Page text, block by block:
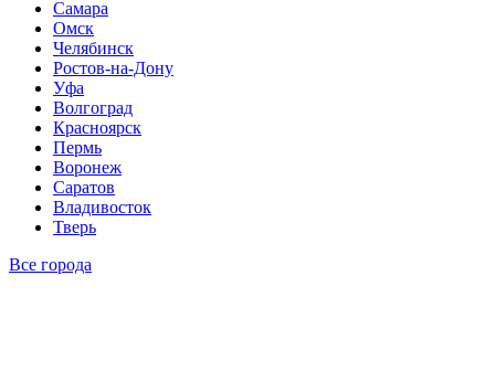
Самара
Омск
Челябинск
Ростов-на-Дону
Уфа
Волгоград
Красноярск
Пермь
Воронеж
Саратов
Владивосток
Тверь
Все города